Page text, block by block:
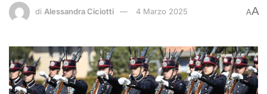
di Alessandra Ciciotti 4 Marzo 2025 AA